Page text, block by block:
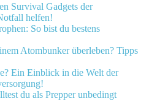
Survival Gadgets der
helfen!
So bist du bestens
Atombunker überleben? Tipps
Ein Einblick in die Welt der
du als Prepper unbedingt